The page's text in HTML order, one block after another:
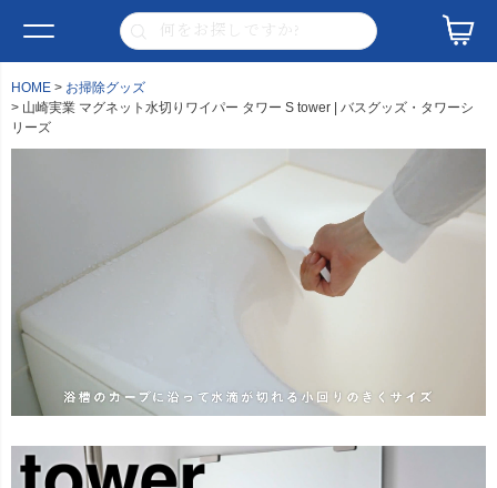
HOME
お掃除グッズ
山崎実業 マグネット水切りワイパー タワー S tower | バスグッズ・タワーシ
リーズ